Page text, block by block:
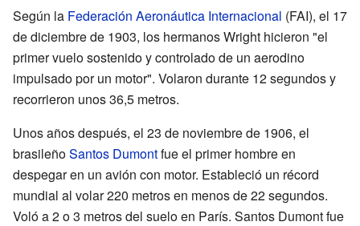
Según la Federación Aeronáutica Internacional (FAI), el 17
de diciembre de 1903, los hermanos Wright hicieron "el
primer vuelo sostenido y controlado de un aerodino
impulsado por un motor". Volaron durante 12 segundos y
recorrieron unos 36,5 metros.
Unos años después, el 23 de noviembre de 1906, el
brasileñoSantos Dumontfue el primer hombre en
despegar en un avión con motor. Estableció un récord
mundial al volar 220 metros en menos de 22 segundos.
Voló a 2 o 3 metros del suelo en París. Santos Dumont fue